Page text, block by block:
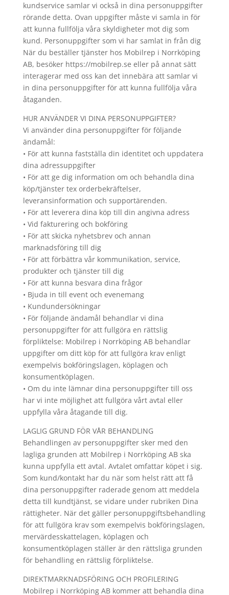
kundservice samlar vi också in dina personuppgifter
rörande detta. Ovan uppgifter måste vi samla in för
att kunna fullfölja våra skyldigheter mot dig som
kund. Personuppgifter som vi har samlat in från dig
När du beställer tjänster hos Mobilrep i Norrköping
AB, besöker https://mobilrep.se eller på annat sätt
interagerar med oss kan det innebära att samlar vi
in dina personuppgifter för att kunna fullfölja våra
åtaganden.
HUR ANVÄNDER VI DINA PERSONUPPGIFTER?
Vi använder dina personuppgifter för följande
ändamål:
• För att kunna fastställa din identitet och uppdatera
dina adressuppgifter
• För att ge dig information om och behandla dina
köp/tjänster tex orderbekräftelser,
leveransinformation och supportärenden.
• För att leverera dina köp till din angivna adress
• Vid fakturering och bokföring
• För att skicka nyhetsbrev och annan
marknadsföring till dig
• För att förbättra vår kommunikation, service,
produkter och tjänster till dig
• För att kunna besvara dina frågor
• Bjuda in till event och evenemang
• Kundundersökningar
• För följande ändamål behandlar vi dina
personuppgifter för att fullgöra en rättslig
förpliktelse: Mobilrep i Norrköping AB behandlar
uppgifter om ditt köp för att fullgöra krav enligt
exempelvis bokföringslagen, köplagen och
konsumentköplagen.
• Om du inte lämnar dina personuppgifter till oss
har vi inte möjlighet att fullgöra vårt avtal eller
uppfylla våra åtagande till dig.
LAGLIG GRUND FÖR VÅR BEHANDLING
Behandlingen av personuppgifter sker med den
lagliga grunden att Mobilrep i Norrköping AB ska
kunna uppfylla ett avtal. Avtalet omfattar köpet i sig.
Som kund/kontakt har du när som helst rätt att få
dina personuppgifter raderade genom att meddela
detta till kundtjänst, se vidare under rubriken Dina
rättigheter. När det gäller personuppgiftsbehandling
för att fullgöra krav som exempelvis bokföringslagen,
mervärdesskattelagen, köplagen och
konsumentköplagen ställer är den rättsliga grunden
för behandling en rättslig förpliktelse.
DIREKTMARKNADSFÖRING OCH PROFILERING
Mobilrep i Norrköping AB kommer att behandla dina